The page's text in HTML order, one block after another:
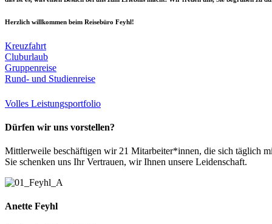
Herzlich willkommen beim Reisebüro Feyhl!​
Kreuzfahrt
Cluburlaub
Gruppenreise
Rund- und Studienreise
Volles Leistungsportfolio
Dürfen wir uns vorstellen?
Mittlerweile beschäftigen wir 21 Mitarbeiter*innen, die sich täglich
Sie schenken uns Ihr Vertrauen, wir Ihnen unsere Leidenschaft.
Anette Feyhl